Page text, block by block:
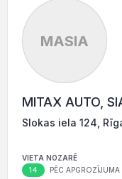
MASIA
MITAX AUTO,
Slokas iela 124,
VIETA NOZARĒ
14 PĒC APGROZĪJUMA